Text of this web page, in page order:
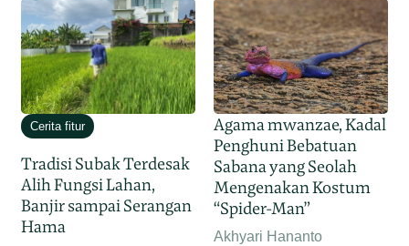
Cerita fitur
Tradisi Subak Terdesak
Alih Fungsi Lahan,
Banjir sampai Serangan
Hama
Agama mwanzae, Kadal
Penghuni Bebatuan
Sabana yang Seolah
Mengenakan Kostum
“Spider-Man”
Akhyari Hananto